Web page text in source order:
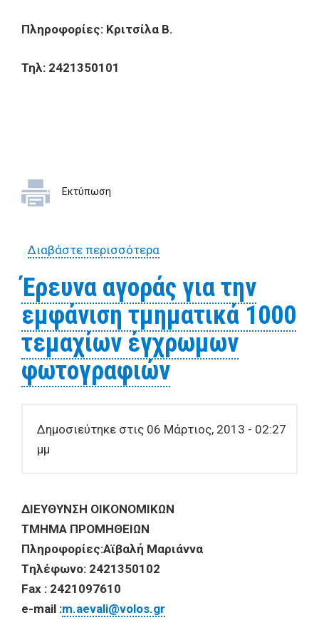
Πληροφορίες: Κριτσίλα Β.
Τηλ: 2421350101
Εκτύπωση
Διαβάστε περισσότεραγια Έρευνα αγοράς για την
πολυμηχανημάτων
Έρευνα αγοράς για την
εμφάνιση τμηματικά 1000
τεμαχίων έγχρωμων
φωτογραφιών
Δημοσιεύτηκε στις 06 Μάρτιος, 2013 - 02:27
μμ
ΔIEYΘYNΣH OIKONOMIKΩN
TMHMA ΠPOMHΘEIΩN
Πληροφορίες:Αϊβαλή Μαριάννα
Tηλέφωνο: 2421350102
Fax : 2421097610
e-mail :m.aevali@volos.gr